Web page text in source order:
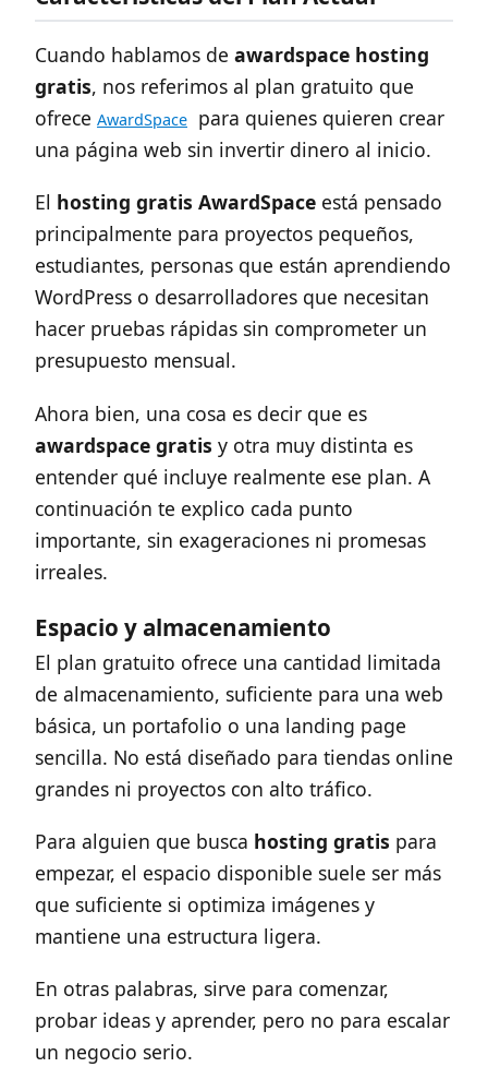
Cuando hablamos de awardspace hosting
gratis, nos referimos al plan gratuito que
ofrece AwardSpace para quienes quieren crear
una página web sin invertir dinero al inicio.
El hosting gratis AwardSpace está pensado
principalmente para proyectos pequeños,
estudiantes, personas que están aprendiendo
WordPress o desarrolladores que necesitan
hacer pruebas rápidas sin comprometer un
presupuesto mensual.
Ahora bien, una cosa es decir que es
awardspace gratis y otra muy distinta es
entender qué incluye realmente ese plan. A
continuación te explico cada punto
importante, sin exageraciones ni promesas
irreales.
Espacio y almacenamiento
El plan gratuito ofrece una cantidad limitada
de almacenamiento, suficiente para una web
básica, un portafolio o una landing page
sencilla. No está diseñado para tiendas online
grandes ni proyectos con alto tráfico.
Para alguien que busca hosting gratis para
empezar, el espacio disponible suele ser más
que suficiente si optimiza imágenes y
mantiene una estructura ligera.
En otras palabras, sirve para comenzar,
probar ideas y aprender, pero no para escalar
un negocio serio.